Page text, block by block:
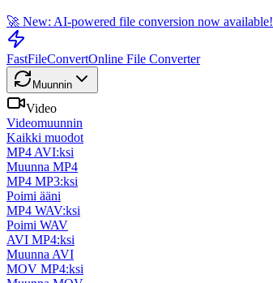
🚀 New: AI-powered file conversion now available!
FastFileConvertOnline File Converter
Muunnin
Video
Videomuunnin
Kaikki muodot
MP4 AVI:ksi
Muunna MP4
MP4 MP3:ksi
Poimi ääni
MP4 WAV:ksi
Poimi WAV
AVI MP4:ksi
Muunna AVI
MOV MP4:ksi